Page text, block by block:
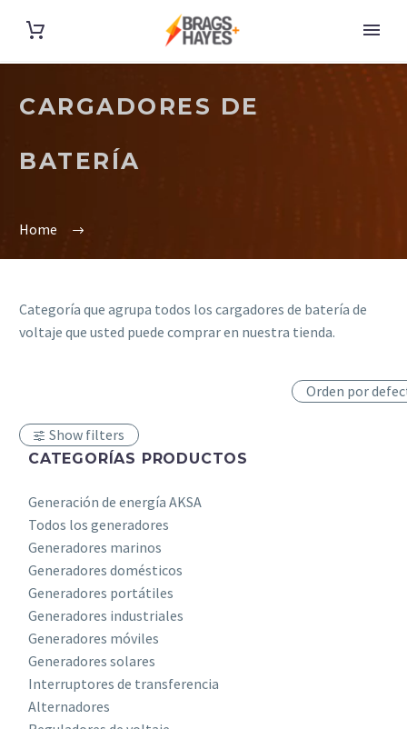
CARGADORES DE
BATERÍA
Home
Categoría que agrupa todos los cargadores de batería de
voltaje que usted puede comprar en nuestra tienda.
Show filters
CATEGORÍAS PRODUCTOS
Generación de energía AKSA
Todos los generadores
Generadores marinos
Generadores domésticos
Generadores portátiles
Generadores industriales
Generadores móviles
Generadores solares
Interruptores de transferencia
Alternadores
Orden por